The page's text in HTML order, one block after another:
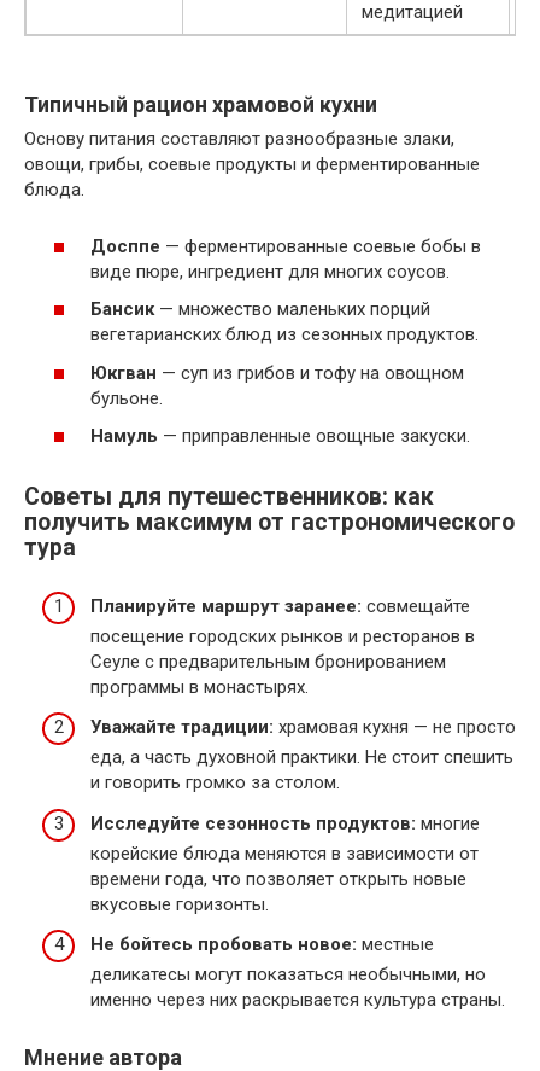
медитацией
Типичный рацион храмовой кухни
Основу питания составляют разнообразные злаки,
овощи, грибы, соевые продукты и ферментированные
блюда.
Досппе — ферментированные соевые бобы в
виде пюре, ингредиент для многих соусов.
Бансик— множество маленьких порций
вегетарианских блюд из сезонных продуктов.
Юкгван — суп из грибов и тофу на овощном
бульоне.
Намуль — приправленные овощные закуски.
Советы для путешественников: как
получить максимум от гастрономического
тура
Планируйте маршрут заранее: совмещайте
посещение городских рынков и ресторанов в
Сеуле с предварительным бронированием
программы в монастырях.
Уважайте традиции: храмовая кухня — не просто
еда, а часть духовной практики. Не стоит спешить
и говорить громко за столом.
Исследуйте сезонность продуктов: многие
корейские блюда меняются в зависимости от
времени года, что позволяет открыть новые
вкусовые горизонты.
Не бойтесь пробовать новое: местные
деликатесы могут показаться необычными, но
именно через них раскрывается культура страны.
Мнение автора